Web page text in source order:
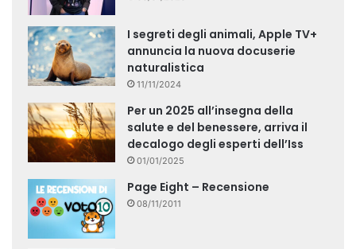
I segreti degli animali, Apple TV+
annuncia la nuova docuserie
naturalistica
11/11/2024
Per un 2025 all’insegna della
salute e del benessere, arriva il
decalogo degli esperti dell’Iss
01/01/2025
Page Eight – Recensione
08/11/2011